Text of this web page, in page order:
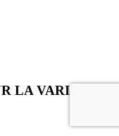
LA VARIOLE